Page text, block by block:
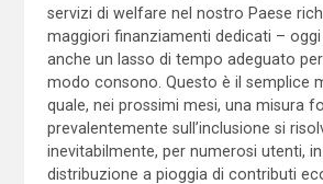
servizi di welfare nel nostro Paese
maggiori finanziamenti dedicati –
anche un lasso di tempo adeguato
modo consono. Questo è il semplice
quale, nei prossimi mesi, una misura
prevalentemente sull’inclusione si
inevitabilmente, per numerosi utenti,
distribuzione a pioggia di contributi